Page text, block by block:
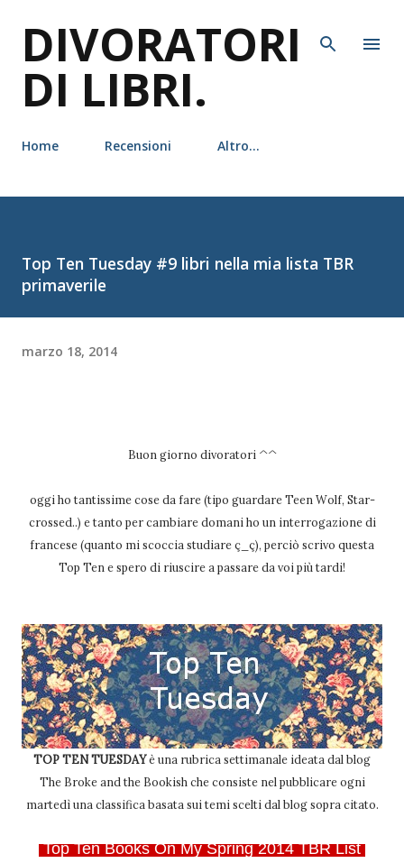
DIVORATORI
DI LIBRI.
Home Recensioni Altro…
Top Ten Tuesday #9 libri nella mia lista TBR
primaverile
marzo 18, 2014
Buon giorno divoratori ^^
oggi ho tantissime cose da fare (tipo guardare Teen Wolf, Star-
crossed..) e tanto per cambiare domani ho un interrogazione di
francese (quanto mi scoccia studiare ç_ç), perciò scrivo questa
Top Ten e spero di riuscire a passare da voi più tardi!
TOP TEN TUESDAYè una rubrica settimanale ideata dal blog
The Broke and the Bookish che consiste nel pubblicare ogni
martedì una classifica basata sui temi scelti dal blog sopra citato.
Top Ten Books On My Spring 2014 TBR List